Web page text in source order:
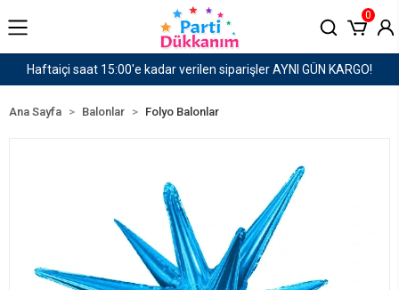
KARGO! 1500 TL ve Üzeri Kargo Ücretsiz!
0
Ana Sayfa Balonlar Folyo Balonlar